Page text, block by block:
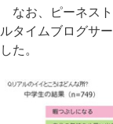
なお、ピーネス
ルタイムブログサ
した。